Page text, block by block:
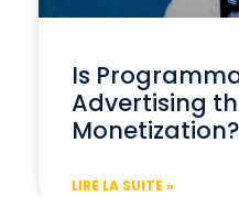
Is
Advertising
Monetization?
LIRE LA SUITE »